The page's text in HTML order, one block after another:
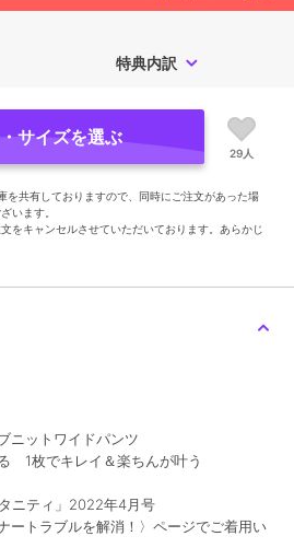
特典内訳
サイズを選ぶ
29人
を共有しておりますので、同時にご注文があった場
います。
をキャンセルさせていただいております。あらかじ
ニットワイドパンツ
1枚でキレイ＆楽ちんが叶う
ニティ」2022年4月号
ートラブルを解消！〉ページでご着用い